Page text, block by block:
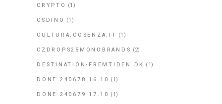
CRYPTO (1)
CSDINO (1)
CULTURA.COSENZA.IT (1)
CZDROPS25MONOBRANDS (2)
DESTINATION-FREMTIDEN.DK (1)
DONE 240678 16.10 (1)
DONE 240679 17.10 (1)